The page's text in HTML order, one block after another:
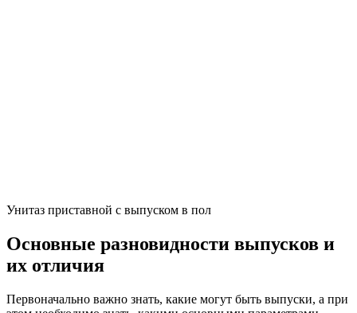
Унитаз приставной с выпуском в пол
Основные разновидности выпусков и
их отличия
Первоначально важно знать, какие могут быть выпуски, а при